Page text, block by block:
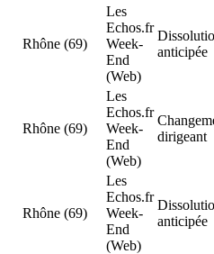
Rhône (69)
Les
Echos.fr
Week-
End
(Web)
anticipée
Rhône (69)
Les
Echos.fr
Week-
End
(Web)
dirigeant
Rhône (69)
Les
Echos.fr
Week-
End
(Web)
anticipée